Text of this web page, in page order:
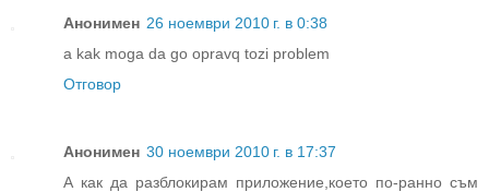
Анонимен 26 ноември 2010 г. в 0:38
a kak moga da go opravq tozi problem
Отговор
Анонимен 30 ноември 2010 г. в 17:37
А как да разблокирам приложение,което по-ранно съм